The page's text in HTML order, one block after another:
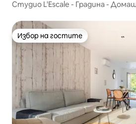
Студио L'Escale - Градина -
Избор на гостите
Избор на гостите